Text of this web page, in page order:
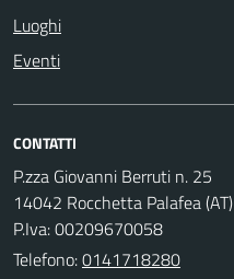
Luoghi
Eventi
CONTATTI
P.zza Giovanni Berruti n. 25
14042 Rocchetta Palafea (AT)
P.Iva: 00209670058
Telefono:0141718280